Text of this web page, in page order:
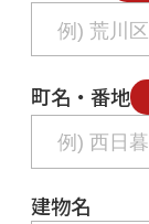
町名・番地
建物名